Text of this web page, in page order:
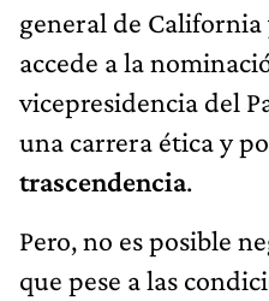
general de
accede a la
vicepresidencia del
una carrera ética y
trascendencia.
Pero, no es posible
que pese a las